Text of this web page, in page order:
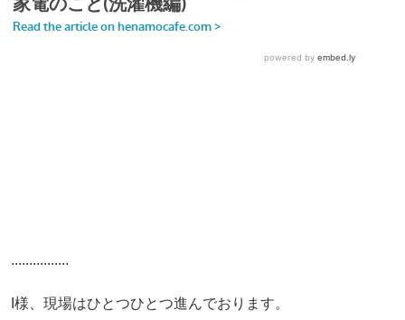
................
I様、現場はひとつひとつ進んでおります。